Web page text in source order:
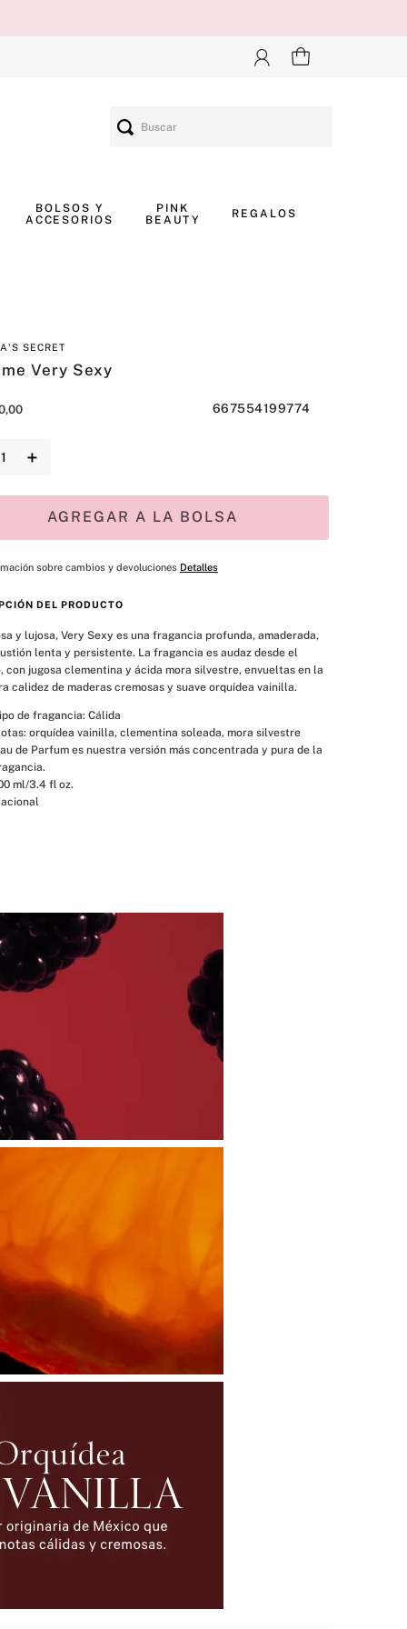
BOLSOS Y
ACCESORIOS
PINK
BEAUTY
REGALOS
SECRET
Very Sexy
,00 667554199774
＋
AGREGAR A LA BOLSA
sobre cambios y devoluciones Detalles
DEL PRODUCTO
y lujosa, Very Sexy es una fragancia profunda, amaderada,
lenta y persistente. La fragancia es audaz desde el
con jugosa clementina y ácida mora silvestre, envueltas en la
calidez de maderas cremosas y suave orquídea vainilla.
de fragancia: Cálida
orquídea vainilla, clementina soleada, mora silvestre
de Parfum es nuestra versión más concentrada y pura de la
ml/3.4 fl oz.